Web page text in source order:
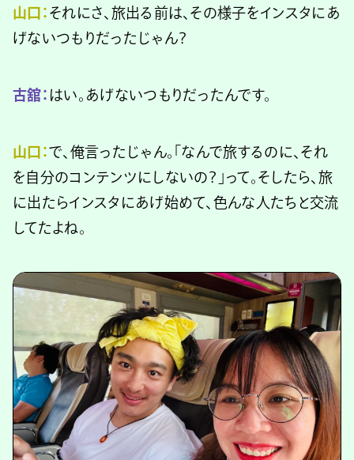
山口： それにさ、旅出る前は、その様子をインスタにあ
げないつもりだったじゃん？
古舘： はい。あげないつもりだったんです。
山口：で、俺言ったじゃん。「なんで旅するのに、それ
を自分のコンテンツにしないの？」って。そしたら、旅
に出たらインスタにあげ始めて、色んな人たちと交流
してたよね。